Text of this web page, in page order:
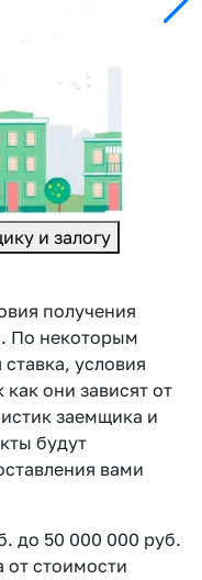
и залогу
получения
По некоторым
условия
они зависят от
заемщика и
будут
вами
до 50 000 000 руб.
стоимости